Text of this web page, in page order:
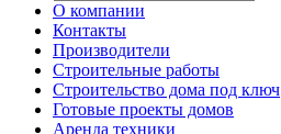
О компании
Контакты
Производители
Строительные работы
Строительство дома под ключ
Готовые проекты домов
Аренда техники